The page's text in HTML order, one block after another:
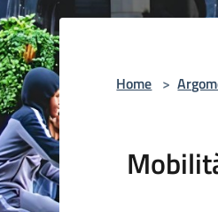
Home >